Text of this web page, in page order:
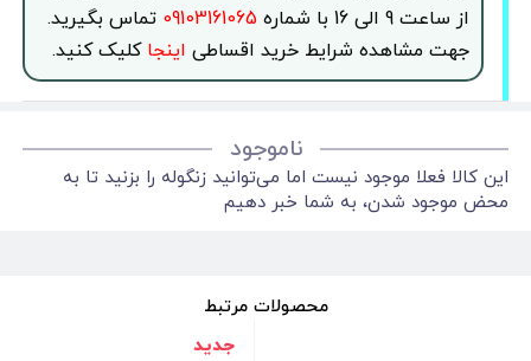
از ساعت 9 الی 16 با شماره
09103161065 تماس بگیرید.
جهت مشاهده شرایط خرید اقساطی اینجاکلیک کنید.
ناموجود
این کالا فعلا موجود نیست اما می‌توانید زنگوله را بزنید تا به
محض موجود شدن، به شما خبر دهیم
محصولات مرتبط
جدید